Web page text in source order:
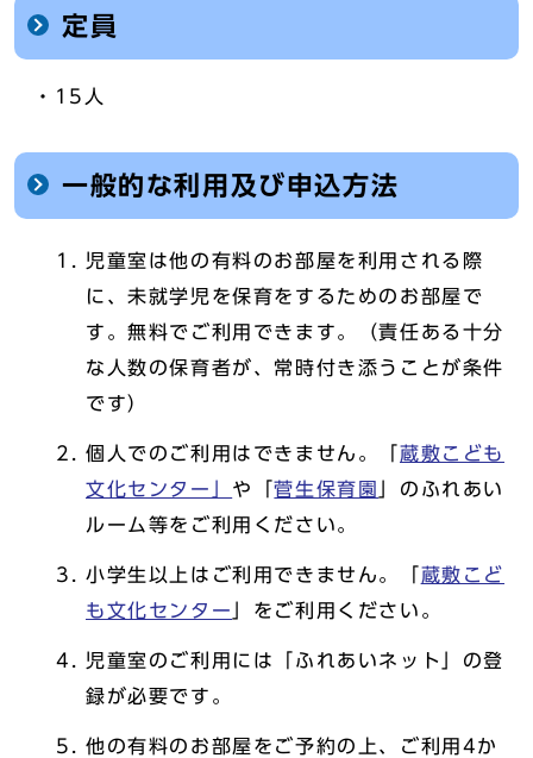
定員
・15人
一般的な利用及び申込方法
児童室は他の有料のお部屋を利用される際
に、未就学児を保育をするためのお部屋で
す。無料でご利用できます。（責任ある十分
な人数の保育者が、常時付き添うことが条件
です）
個人でのご利用はできません。「 蔵敷こども
文化センター」 や「菅生保育園
」のふれあい
ルーム等をご利用ください。
小学生以上はご利用できません。「 蔵敷こど
も文化センター
」をご利用ください。
児童室のご利用には「ふれあいネット」の登
録が必要です。
他の有料のお部屋をご予約の上、ご利用4か